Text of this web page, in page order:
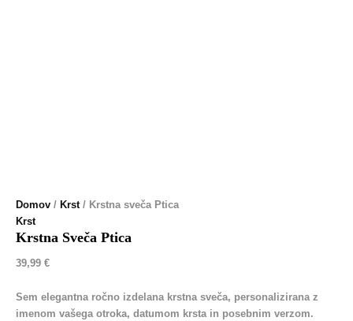
Domov / Krst/ Krstna sveča Ptica
Krst
Krstna Sveča Ptica
39,99 €
Sem elegantna ročno izdelana krstna sveča, personalizirana z
imenom vašega otroka, datumom krsta in posebnim verzom.